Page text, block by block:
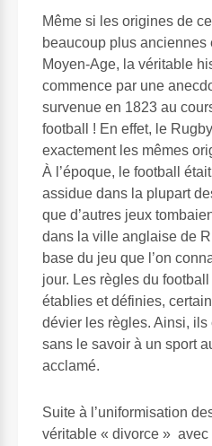
Même si les origines de
beaucoup plus anciennes
Moyen-Age, la véritable
commence par une
survenue en 1823 au
football ! En effet, le
exactement les mêmes
À l’époque, le football
assidue dans la plupart
que d’autres jeux
dans la ville anglaise de
base du jeu que l’on
jour. Les règles du
établies et définies,
dévier les règles. Ainsi,
sans le savoir à un sport
acclamé.
Suite à l’uniformisation
véritable « divorce » avec